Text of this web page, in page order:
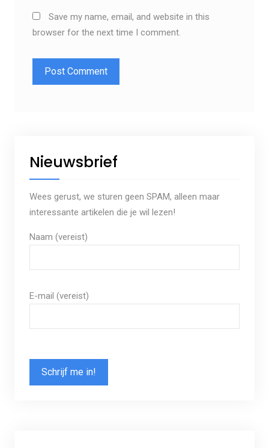
Save my name, email, and website in this
browser for the next time I comment.
Nieuwsbrief
Wees gerust, we sturen geen SPAM, alleen maar
interessante artikelen die je wil lezen!
Naam (vereist)
E-mail (vereist)